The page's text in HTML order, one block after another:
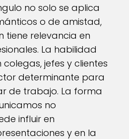
no solo se aplica
o de amistad,
tiene relevancia en
La habilidad
jefes y clientes
determinante para
de trabajo. La forma
no
influir en
y en la